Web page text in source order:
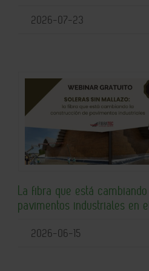
2026-07-23
La fibra que está
pavimentos industriales en
2026-06-15